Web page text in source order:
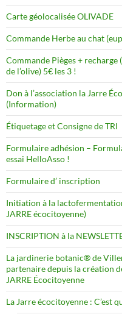
Carte géolocalisée OLIVADE
Commande Herbe au chat
Commande Pièges +
de l’olive) 5€ les 3 !
Don à l’association la Jarre
(Information)
Étiquetage et Consigne de TRI
Formulaire adhésion –
essai HelloAsso !
Formulaire d’ inscription
Initiation à la
JARRE écocitoyenne)
INSCRIPTION à la
La jardinerie botanic® de
partenaire depuis la création
JARRE Écocitoyenne
La Jarre écocitoyenne : C’est